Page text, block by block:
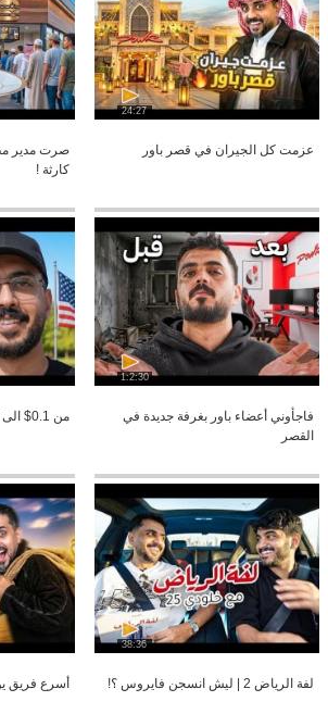
24:27
عزمت كل الجيران في قصر باور
صرت مدير
كارثة !
1:2:30
فاجأوني أعضاء باور بغرفة جديدة في
القصر
من 0.1$ الى كأس العالم أمريكا
38:36
لفة الرياض 2 | ليش انسجن فايروس ؟! أسرع فريق